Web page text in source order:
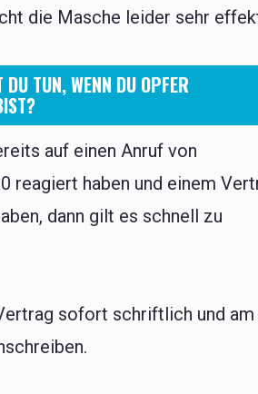
die Masche leider sehr
TUN, WENN DU OPFER
auf einen Anruf von
reagiert haben und einem
dann gilt es schnell zu
sofort schriftlich und am